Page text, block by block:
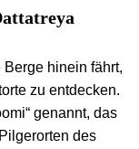
hinein fährt,
zu entdecken.
genannt, das
des